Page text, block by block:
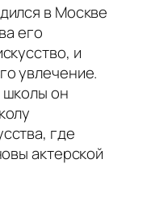
в Москве
его
и
увлечение.
школы он
где
актерской